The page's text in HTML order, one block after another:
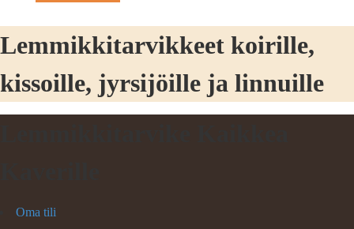
Lemmikkitarvikkeet koirille,
kissoille, jyrsijöille ja linnuille
Oma tili